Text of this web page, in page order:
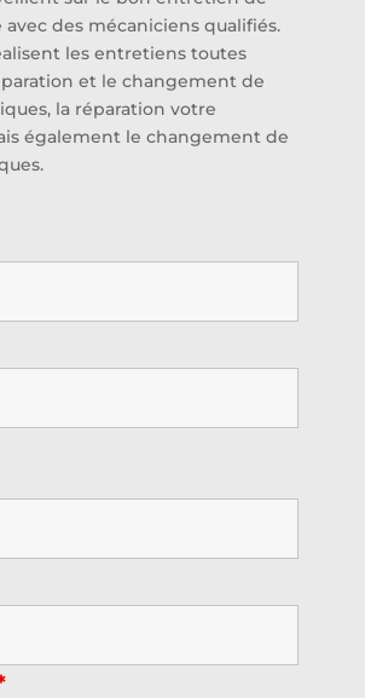
des mécaniciens qualifiés.
les entretiens toutes
et le changement de
la réparation votre
également le changement de